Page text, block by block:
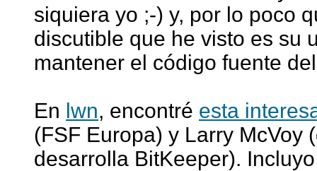
siquiera yo ;-) y, por lo poco
discutible que he visto es su
mantener el código fuente
En lwn, encontré esta
(FSF Europa) y Larry McVoy
desarrolla BitKeeper).